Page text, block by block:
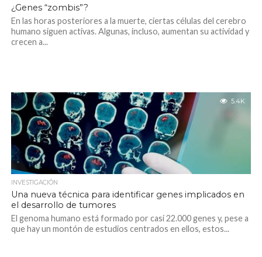
¿Genes “zombis”?
En las horas posteriores a la muerte, ciertas células del cerebro
humano siguen activas. Algunas, incluso, aumentan su actividad y
crecen a...
5.4K
INVESTIGACIÓN
Una nueva técnica para identificar genes implicados en
el desarrollo de tumores
El genoma humano está formado por casi 22.000 genes y, pese a
que hay un montón de estudios centrados en ellos, estos...